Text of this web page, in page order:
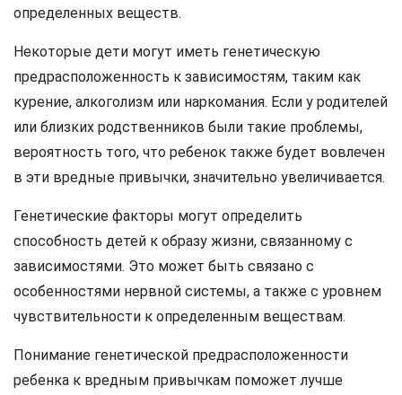
определенных веществ.
Некоторые дети могут иметь генетическую
предрасположенность к зависимостям, таким как
курение, алкоголизм или наркомания. Если у родителей
или близких родственников были такие проблемы,
вероятность того, что ребенок также будет вовлечен
в эти вредные привычки, значительно увеличивается.
Генетические факторы могут определить
способность детей к образу жизни, связанному с
зависимостями. Это может быть связано с
особенностями нервной системы, а также с уровнем
чувствительности к определенным веществам.
Понимание генетической предрасположенности
ребенка к вредным привычкам поможет лучше